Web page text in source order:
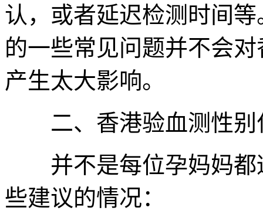
认，或者延迟检测时间
的一些常见问题并不会
产生太大影响。
二、香港验血测性别
并不是每位孕妈妈都
些建议的情况：